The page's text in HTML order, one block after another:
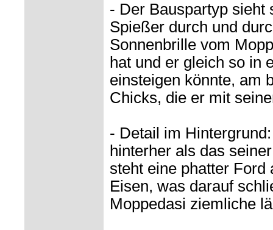
- Der Bauspartyp sieht
Spießer durch und
Sonnenbrille vom
hat und er gleich so in
einsteigen könnte, am
Chicks, die er mit
- Detail im
hinterher als das
steht eine phatter Ford
Eisen, was darauf
Moppedasi ziemliche